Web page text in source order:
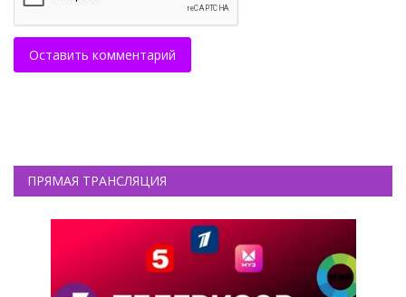
Оставить комментарий
ПРЯМАЯ ТРАНСЛЯЦИЯ